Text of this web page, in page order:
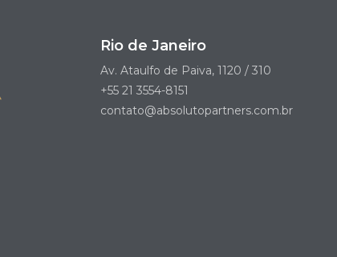
Rio de Janeiro
Av. Ataulfo de Paiva, 1120 / 310
+55 21 3554-8151
contato@absolutopartners.com.br